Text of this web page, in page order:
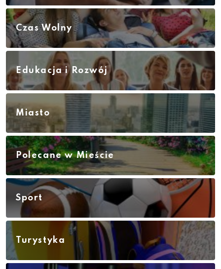
Czas Wolny
Edukacja i Rozwój
Miasto
Polecane w Mieście
Sport
Turystyka